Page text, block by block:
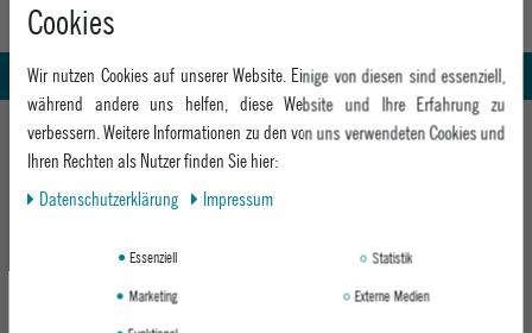
Whatsapp Support
HILFE UND BERATUNG
Beratung
Zahlung & Versand
INFO & KONTAKT
Montag - Freitag: 8:00 - 18:00
We Care - Wiederverwendete Verpackungen
Cookies
Wir nutzen Cookies auf unserer Website. Einige von diesen sind essenziell,
während andere uns helfen, diese Website und Ihre Erfahrung zu
verbessern. Weitere Informationen zu den von uns verwendeten Cookies und
Ihren Rechten als Nutzer finden Sie hier:
Daten­schutz­erklärung
Impressum
Essenziell
Statistik
Marketing
Externe Medien